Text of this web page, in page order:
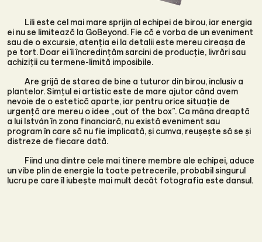
Lili este cel mai mare sprijin al echipei de birou, iar energia
ei nu se limitează la GoBeyond. Fie că e vorba de un eveniment
sau de o excursie, atenția ei la detalii este mereu cireașa de
pe tort. Doar ei îi încredințăm sarcini de producție, livrări sau
achiziții cu termene-limită imposibile.
Are grijă de starea de bine a tuturor din birou, inclusiv a
plantelor. Simțul ei artistic este de mare ajutor când avem
nevoie de o estetică aparte, iar pentru orice situație de
urgență are mereu o idee „out of the box”. Ca mâna dreaptă
a lui István în zona financiară, nu există eveniment sau
program în care să nu fie implicată, și cumva, reușește să se și
distreze de fiecare dată.
Fiind una dintre cele mai tinere membre ale echipei, aduce
un vibe plin de energie la toate petrecerile, probabil singurul
lucru pe care îl iubește mai mult decât fotografia este dansul.